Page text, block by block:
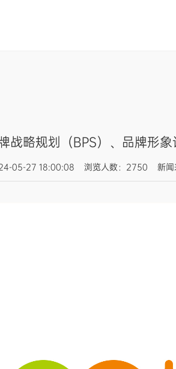
战略规划（BPS）、品牌形象
05-27 18:00:08 浏览人数：2750 新闻